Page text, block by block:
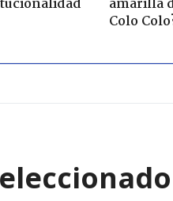
Colo